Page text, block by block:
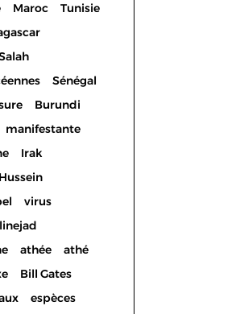
Maroc
Tunisie
Sénégal
Burundi
manifestante
Irak
virus
athée
athé
Bill Gates
espèces